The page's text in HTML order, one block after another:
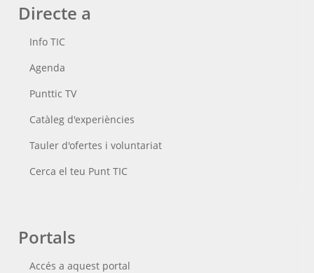
Directe a
Info TIC
Agenda
Punttic TV
Catàleg d'experiències
Tauler d'ofertes i voluntariat
Cerca el teu Punt TIC
Portals
Accés a aquest portal